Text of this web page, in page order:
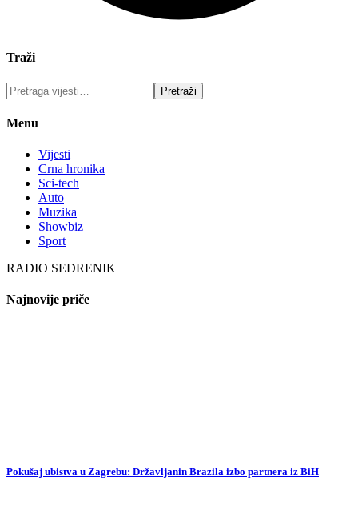
Traži
Menu
Vijesti
Crna hronika
Sci-tech
Auto
Muzika
Showbiz
Sport
RADIO SEDRENIK
Najnovije priče
Pokušaj ubistva u Zagrebu: Državljanin Brazila izbo partnera iz BiH